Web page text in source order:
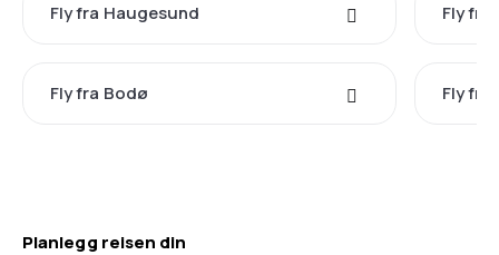
Fly fra Haugesund Fly fra
Fly fra Bodø Fly fra
Planlegg reisen din